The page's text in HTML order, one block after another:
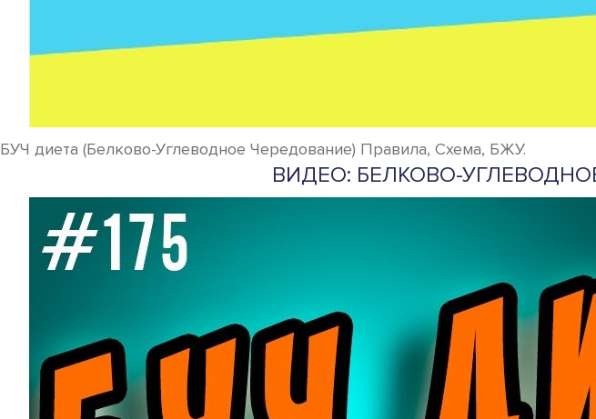
БУЧ диета (Белково-Углеводное Чередование) Правила, Схема, БЖУ.
ВИДЕО: БЕЛКОВО-